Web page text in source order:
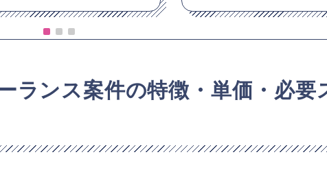
ランス案件の特徴・単価・必要